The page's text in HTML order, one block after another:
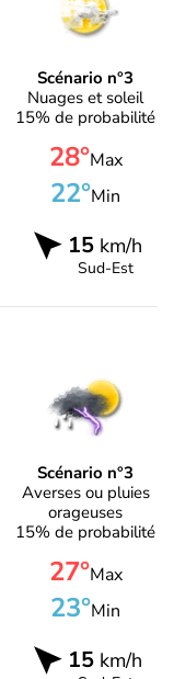
Scénario n°3
Nuages et soleil
15% de probabilité
28°Max
22°Min
15 km/h
Sud-Est
Scénario n°3
Averses ou pluies
orageuses
15% de probabilité
27°Max
23°Min
15 km/h